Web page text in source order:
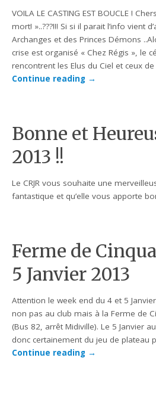
VOILA LE CASTING EST BOUCLE !
mort! »..???!!! Si si il parait l’info vient
Archanges et des Princes Démons
crise est organisé « Chez Régis », le
rencontrent les Elus du Ciel et ceux
Continue reading →
Bonne et
2013 !!
Le CRJR vous souhaite une
fantastique et qu’elle vous apporte
Ferme de
5 Janvier 2013
Attention le week end du 4 et 5
non pas au club mais à la Ferme de
(Bus 82, arrêt Midiville). Le 5 Janvier
donc certainement du jeu de plateau
Continue reading →